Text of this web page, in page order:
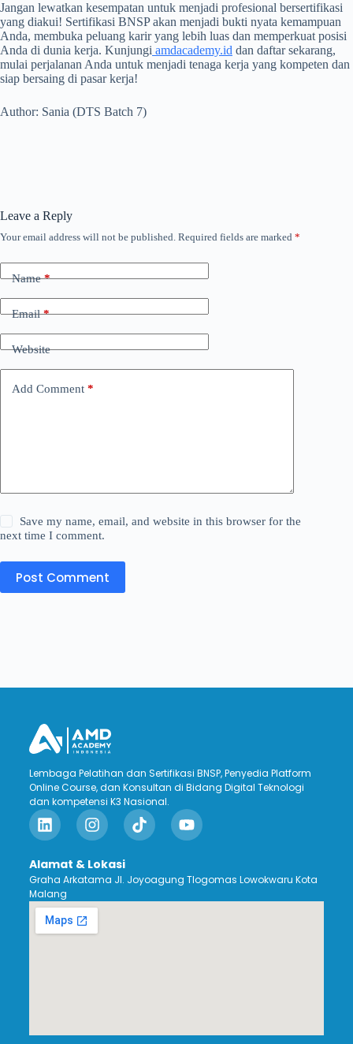
Jangan lewatkan kesempatan untuk menjadi profesional bersertifikasi
yang diakui! Sertifikasi BNSP akan menjadi bukti nyata kemampuan
Anda, membuka peluang karir yang lebih luas dan memperkuat posisi
Anda di dunia kerja. Kunjungi amdacademy.id dan daftar sekarang,
mulai perjalanan Anda untuk menjadi tenaga kerja yang kompeten dan
siap bersaing di pasar kerja!
Author: Sania (DTS Batch 7)
Leave a Reply
Your email address will not be published. Required fields are marked *
Name*
Email*
Website
Add Comment *
Save my name, email, and website in this browser for the
next time I comment.
Post Comment
Lembaga Pelatihan dan Sertifikasi BNSP, Penyedia Platform
Online Course, dan Konsultan di Bidang Digital Teknologi
dan kompetensi K3 Nasional.
Alamat & Lokasi
Graha Arkatama Jl. Joyoagung Tlogomas Lowokwaru Kota
Malang